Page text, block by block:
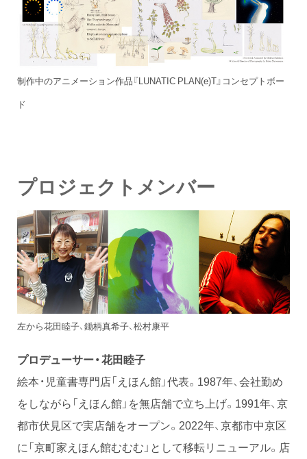
制作中のアニメーション作品『LUNATIC PLAN(e)T』コンセプトボー
ド
プロジェクトメンバー
左から花田睦子、鋤柄真希子、松村康平
プロデューサー・花田睦子
絵本・児童書専門店「えほん館」代表。1987年、会社勤め
をしながら「えほん館」を無店舗で立ち上げ。1991年、京
都市伏見区で実店舗をオープン。2022年、京都市中京区
に「京町家えほん館むむむ」として移転リニューアル。店